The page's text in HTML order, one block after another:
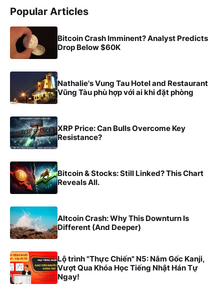
Popular Articles
Bitcoin Crash Imminent? Analyst Predicts
Drop Below $60K
Nathalie's Vung Tau Hotel and Restaurant
Vũng Tàu phù hợp với ai khi đặt phòng
XRP Price: Can Bulls Overcome Key
Resistance?
Bitcoin & Stocks: Still Linked? This Chart
Reveals All.
Altcoin Crash: Why This Downturn Is
Different (And Deeper)
Lộ trình "Thực Chiến" N5: Nắm Gốc Kanji,
Vượt Qua Khóa Học Tiếng Nhật Hán Tự
Ngay!